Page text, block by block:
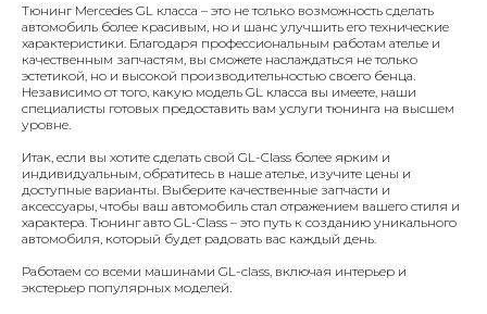
Тюнинг Mercedes GL класса – это не только возможность сделать
автомобиль более красивым, но и шанс улучшить его технические
характеристики. Благодаря профессиональным работам ателье и
качественным запчастям, вы сможете наслаждаться не только
эстетикой, но и высокой производительностью своего бенца.
Независимо от того, какую модель GL класса вы имеете, наши
специалисты готовых предоставить вам услуги тюнинга на высшем
уровне.
Итак, если вы хотите сделать свой GL-Class более ярким и
индивидуальным, обратитесь в наше ателье, изучите цены и
доступные варианты. Выберите качественные запчасти и
аксессуары, чтобы ваш автомобиль стал отражением вашего стиля и
характера. Тюнинг авто GL-Class – это путь к созданию уникального
автомобиля, который будет радовать вас каждый день.
Работаем со всеми машинами GL-class, включая интерьер и
экстерьер популярных моделей.
Mercedes
Bentley
Porsche
Выхлопные системы
Bmw
Кованые диски
О компании